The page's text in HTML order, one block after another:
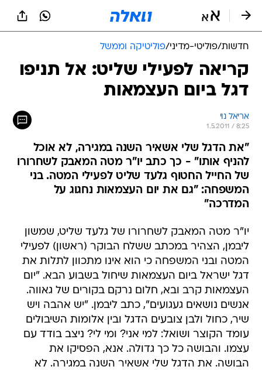
חדשות/פוליטי-מדיני/פוליטיקה וממשל
קריאה לפעילי שליט: אל תניפו
דגל ביום העצמאות
אריאל נוי
1.5.2011 / 8:25
"את הדגל שלי אשאיר השנה במגירה, לא אוכל
להניף אותו" - כך כתב יו"ר מטה המאבק לשחרורו
של החייל החטוף גלעד שליט לפעילי המטה. בני
המשפחה: "גם את יום העצמאות נחגוג על
המדרכה"
יו"ר מטה המאבק לשחרורו של גלעד שליט, שמשון
ליבמן, הצהיר במכתב ששלח הבוקר (ראשון) לפעילי
המטה ובני המשפחה כי הוא אינו מתכוון לתלות את
דגל ישראל ביום העצמאות שיחול בשבוע הבא. "יום
העצמאות קרב ובא, חלום נרקם בקורים של גאווה.
אנשים נושאים געגועים", כתב ליבמן. "יש אהבה ויש
שיר, כחול ולבן צובעים הדגל ובין אלומות השיבולים
עומד הקוצר ושואל: למי אני? ומי לי? ניצב בודד עם
עצמו. והבושה כל כך גדולה. אנא, הפסיקו את
הבושה. את הדגל שלי אשאיר השנה במגירה. לא